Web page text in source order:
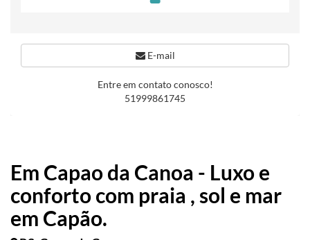
Em Capao da Canoa - Luxo e
conforto com praia , sol e mar
em Capão.
E-mail
Entre em contato conosco!
51999861745